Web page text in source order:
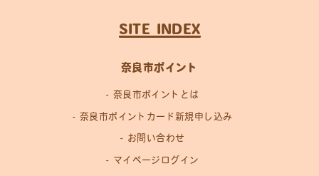
SITE INDEX
奈良市ポイント
奈良市ポイントとは
奈良市ポイントカード新規申し込み
お問い合わせ
マイページログイン